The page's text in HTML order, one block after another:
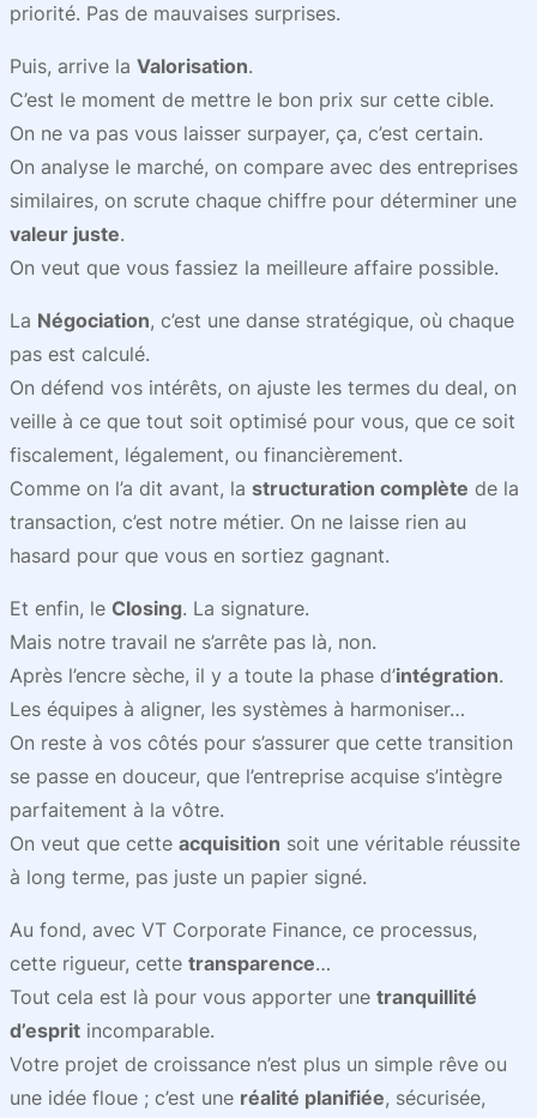
priorité. Pas de mauvaises surprises.
Puis, arrive la Valorisation.
C’est le moment de mettre le bon prix sur cette cible.
On ne va pas vous laisser surpayer, ça, c’est certain.
On analyse le marché, on compare avec des entreprises
similaires, on scrute chaque chiffre pour déterminer une
valeur juste.
On veut que vous fassiez la meilleure affaire possible.
La Négociation, c’est une danse stratégique, où chaque
pas est calculé.
On défend vos intérêts, on ajuste les termes du deal, on
veille à ce que tout soit optimisé pour vous, que ce soit
fiscalement, légalement, ou financièrement.
Comme on l’a dit avant, la structuration complète de la
transaction, c’est notre métier. On ne laisse rien au
hasard pour que vous en sortiez gagnant.
Et enfin, le Closing. La signature.
Mais notre travail ne s’arrête pas là, non.
Après l’encre sèche, il y a toute la phase d’intégration.
Les équipes à aligner, les systèmes à harmoniser…
On reste à vos côtés pour s’assurer que cette transition
se passe en douceur, que l’entreprise acquise s’intègre
parfaitement à la vôtre.
On veut que cette acquisition soit une véritable réussite
à long terme, pas juste un papier signé.
Au fond, avec VT Corporate Finance, ce processus,
cette rigueur, cette transparence…
Tout cela est là pour vous apporter une tranquillité
d’esprit incomparable.
Votre projet de croissance n’est plus un simple rêve ou
une idée floue ; c’est une réalité planifiée, sécurisée,